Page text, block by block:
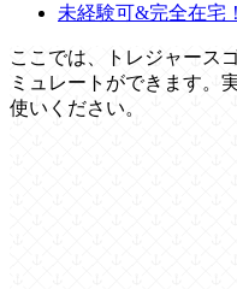
未経験可&完全在宅
ここでは、トレジャース
ミュレートができます。
使いください。